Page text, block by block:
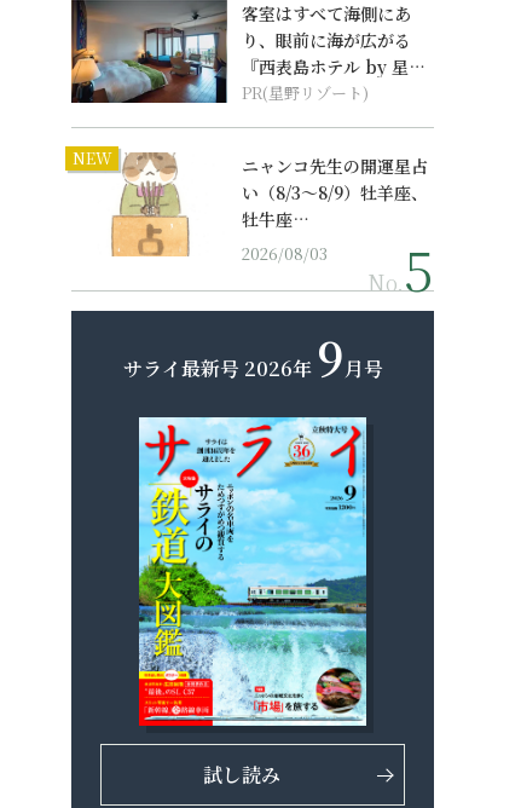
客室はすべて海側にあ
り、眼前に海が広がる
『西表島ホテル by 星野
リゾート』
PR(星野リゾート)
NEW
ニャンコ先生の開運星占
い（8/3～8/9）牡羊座、
牡牛座…
2026/08/03
No.
サライ最新号 2026年 9月号
試し読み